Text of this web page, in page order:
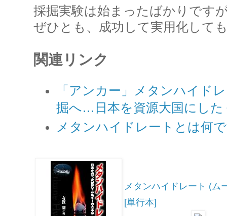
採掘実験は始まったばかりです
ぜひとも、成功して実用化して
関連リンク
「アンカー」メタンハイド
掘へ…日本を資源大国にした
メタンハイドレートとは何
メタンハイドレート (ム
[単行本]